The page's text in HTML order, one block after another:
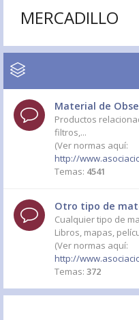
MERCADILLO
Material de
Productos
filtros,...
(Ver normas aquí:
http://
Temas: 4541
Otro tipo de
Cualquier tipo de
Libros, mapas,
(Ver normas aquí:
http://
Temas: 372